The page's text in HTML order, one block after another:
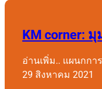
KM corner:
อ่านเพิ่ม.. แผนกกา
29 สิงหาคม 2021